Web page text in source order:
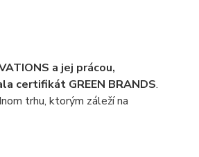
a jej prácou,
certifikát GREEN BRANDS.
trhu, ktorým záleží na